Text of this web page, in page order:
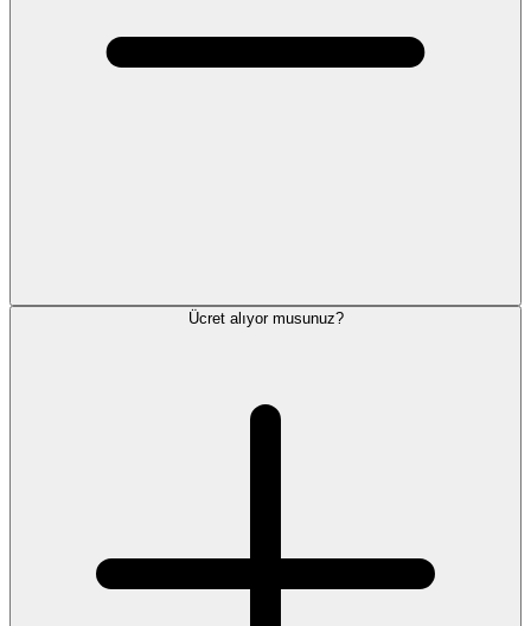
Ücret alıyor musunuz?